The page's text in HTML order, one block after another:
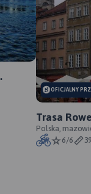
OFICJALNY
Trasa
Gdańsk -
Polska,
6/6